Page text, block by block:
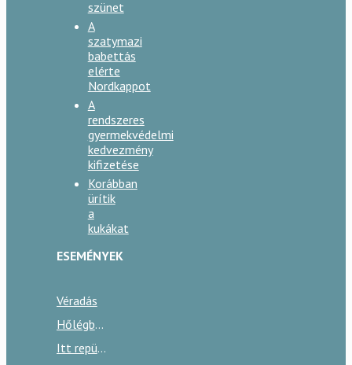
szünet
A
szatymazi
babettás
elérte
Nordkappot
A
rendszeres
gyermekvédelmi
kedvezmény
kifizetése
Korábban
ürítik
a
kukákat
ESEMÉNYEK
Véradás
Hőlégballon Közép-Európa Kupa
Itt repül a nyár!